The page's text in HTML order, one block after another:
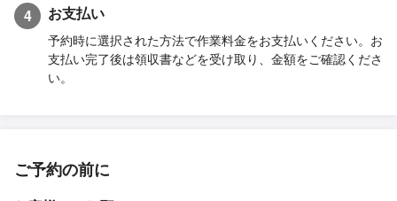
4 お支払い
予約時に選択された方法で作業料金をお支払いください。お
支払い完了後は領収書などを受け取り、金額をご確認くださ
い。
ご予約の前に